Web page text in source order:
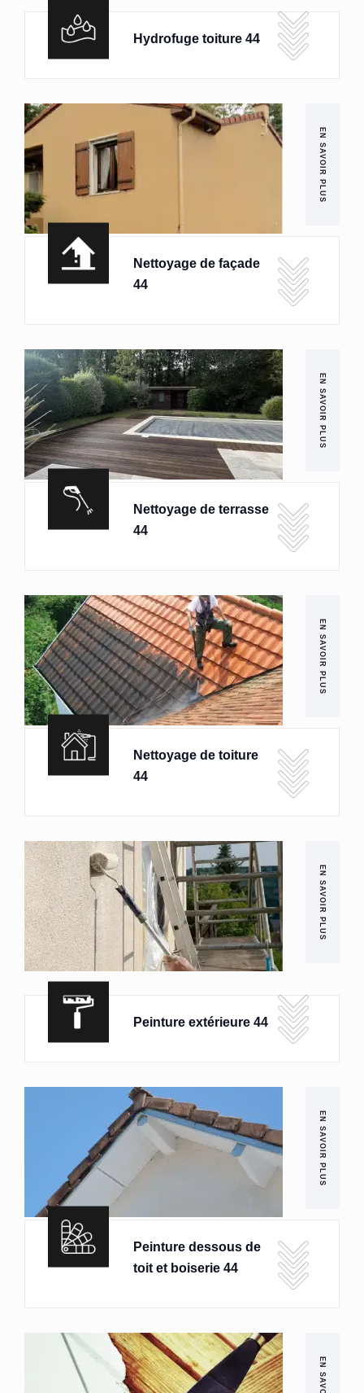
Hydrofuge toiture 44
EN SAVOIR PLUS
Nettoyage de façade
44
EN SAVOIR PLUS
Nettoyage de terrasse
44
EN SAVOIR PLUS
Nettoyage de toiture
44
EN SAVOIR PLUS
Peinture extérieure 44
EN SAVOIR PLUS
Peinture dessous de
toit et boiserie 44